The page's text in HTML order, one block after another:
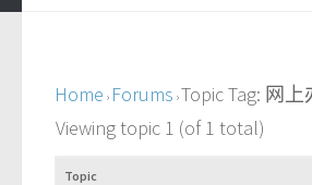
Home › Forums ›Topic Tag: 网
Viewing topic 1 (of 1 total)
Topic